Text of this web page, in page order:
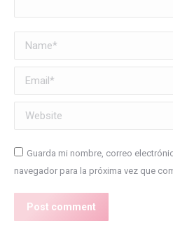
Name *
Email *
Website
Guarda mi nombre, correo
navegador para la próxima vez que
Post comment